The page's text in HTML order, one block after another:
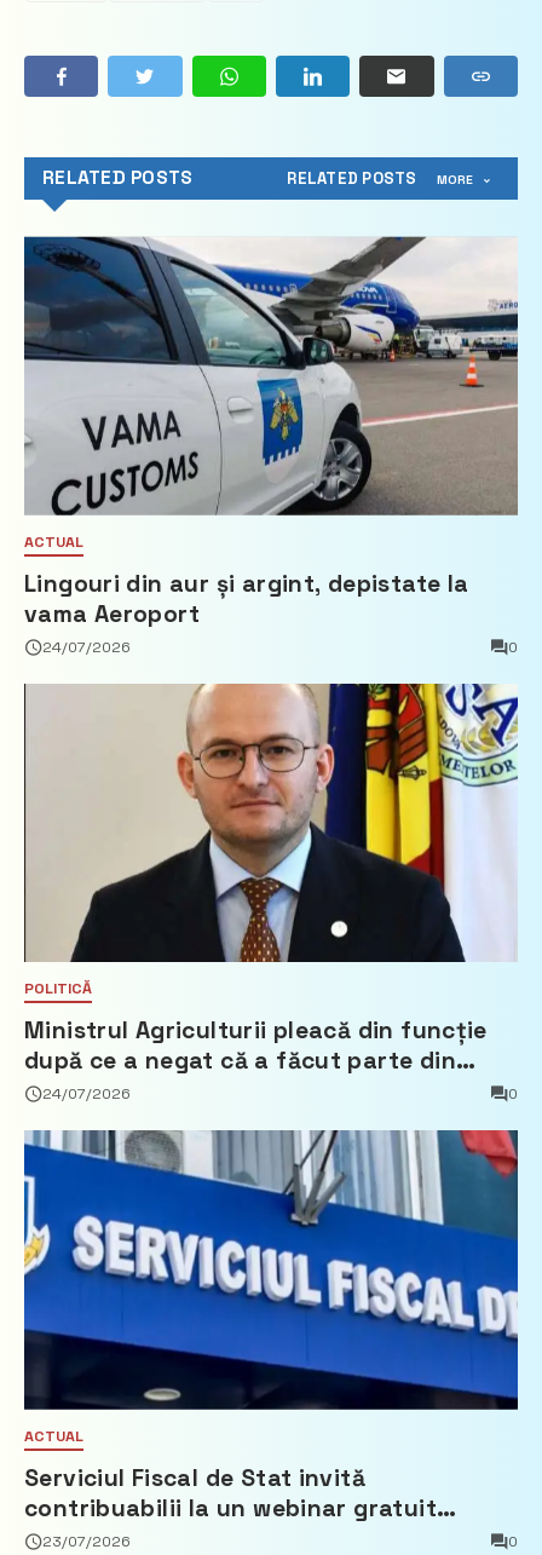
RELATED POSTS RELATED POSTS MORE
ACTUAL
Lingouri din aur și argint, depistate la
vama Aeroport
24/07/2026 0
POLITICĂ
Ministrul Agriculturii pleacă din funcție
după ce a negat că a făcut parte din
Partidul Democrat
24/07/2026 0
ACTUAL
Serviciul Fiscal de Stat invită
contribuabilii la un webinar gratuit
privind calculul impozitului pe bunurile
23/07/2026 0